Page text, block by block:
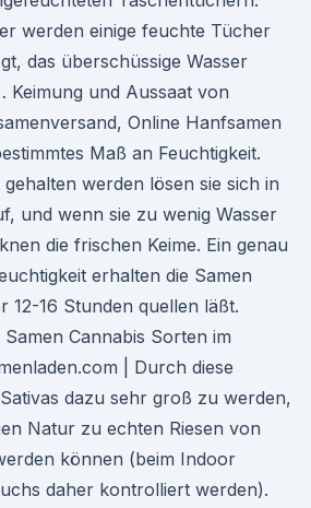
werden einige feuchte Tücher
das überschüssige Wasser
Keimung und Aussaat von
Online Hanfsamen
Maß an Feuchtigkeit.
werden lösen sie sich in
und wenn sie zu wenig Wasser
die frischen Keime. Ein genau
erhalten die Samen
12-16 Stunden quellen läßt.
Cannabis Sorten im
| Durch diese
dazu sehr groß zu werden,
Natur zu echten Riesen von
können (beim Indoor
daher kontrolliert werden).